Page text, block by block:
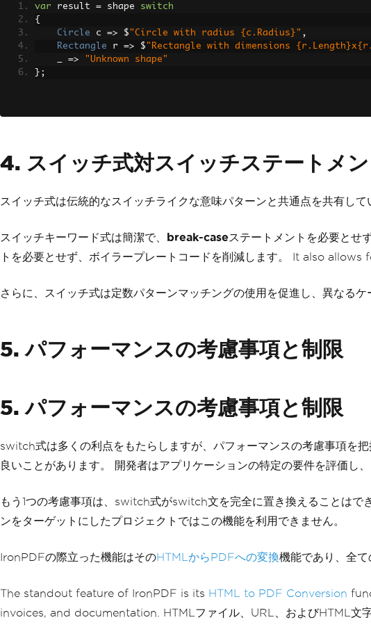
var result = shape switch
{
Circle c => $ "Circle with radius {c.Radius}" ,
Rectangle r => $ "Rectangle with dimensions
=>
"Unknown shape"
};
4. スイッチ式対スイッチステートメン
スイッチ式は伝統的なスイッチライクな意味パターンと共通点を共有して
スイッチキーワード式は簡潔で、 break-caseステートメントを必要とせ
トを必要とせず、ボイラープレートコードを削減します。 It also
さらに、スイッチ式は定数パターンマッチングの使用を促進し、異なる
5. パフォーマンスの考慮事項と制限
5. パフォーマンスの考慮事項と制限
switch式は多くの利点をもたらしますが、パフォーマンスの考慮事項を
良いことがあります。 開発者はアプリケーションの特定の要件を評価し
もう1つの考慮事項は、switch式がswitch文を完全に置き換えることは
ンをターゲットにしたプロジェクトではこの機能を利用できません。
IronPDFの際立った機能はそのHTMLからPDFへの変換機能であり、全て
The standout feature of IronPDF is its HTML to PDF Conversion
invoices, and documentation. HTMLファイル、URL、およびHTML文字